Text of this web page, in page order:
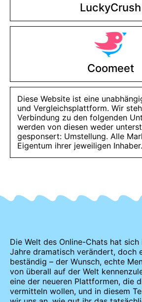
LuckyCrush
Coomeet
Diese Website ist eine
und Vergleichsplattform. Wir
Verbindung zu den folgenden
werden von diesen weder
gesponsert: Umstellung. Alle
Eigentum ihrer jeweiligen Inhaber.
Die Welt des Online-Chats hat
Jahre dramatisch verändert, doch
beständig – der Wunsch, echte
von überall auf der Welt
eine der neueren Plattformen, die
vermitteln wollen, und in diesem